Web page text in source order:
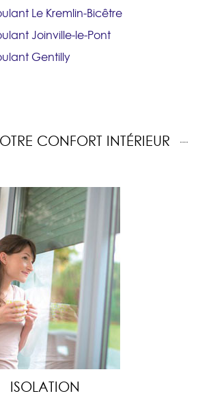
Le Kremlin-Bicêtre
Joinville-le-Pont
Gentilly
CONFORT INTÉRIEUR
ISOLATION